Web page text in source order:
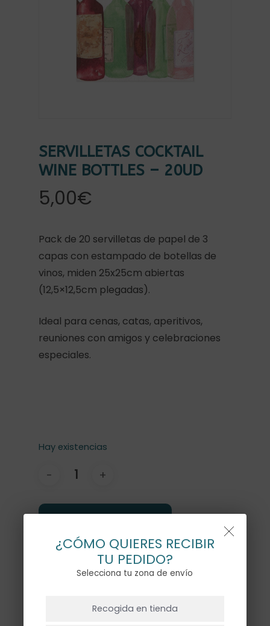
SERVILLETAS COCKTAIL
WINE BOTTLES – 20UD
5,00€
Pack de 20 servilletas de papel de 3
capas con estampado de botellas de
vinos, miden 25x25cm abiertas
(12,5×12,5cm plegadas).
Ideal para cenas, catas, aperitivos,
reuniones con amigos y celebraciones
especiales.
Hay existencias
Las servilletas cocktail wine Bottles
¿CÓMO QUIERES RECIBIR
TU PEDIDO?
Selecciona tu zona de envío
Recogida en tienda